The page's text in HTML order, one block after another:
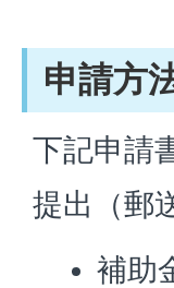
申請方
下記申請
提出（郵
補助